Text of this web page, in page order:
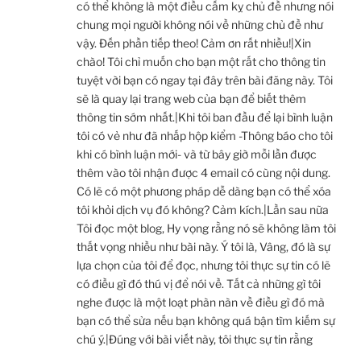
có thể không là một điều cấm kỵ chủ đề nhưng nói
chung mọi người không nói về những chủ đề như
vậy. Đến phần tiếp theo! Cảm ơn rất nhiều!|Xin
chào! Tôi chỉ muốn cho bạn một rất cho thông tin
tuyệt vời bạn có ngay tại đây trên bài đăng này. Tôi
sẽ là quay lại trang web của bạn để biết thêm
thông tin sớm nhất.|Khi tôi ban đầu để lại bình luận
tôi có vẻ như đã nhấp hộp kiểm -Thông báo cho tôi
khi có bình luận mới- và từ bây giờ mỗi lần được
thêm vào tôi nhận được 4 email có cùng nội dung.
Có lẽ có một phương pháp dễ dàng bạn có thể xóa
tôi khỏi dịch vụ đó không? Cảm kích.|Lần sau nữa
Tôi đọc một blog, Hy vọng rằng nó sẽ không làm tôi
thất vọng nhiều như bài này. Ý tôi là, Vâng, đó là sự
lựa chọn của tôi để đọc, nhưng tôi thực sự tin có lẽ
có điều gì đó thú vị để nói về. Tất cả những gì tôi
nghe được là một loạt phàn nàn về điều gì đó mà
bạn có thể sửa nếu bạn không quá bận tìm kiếm sự
chú ý.|Đúng với bài viết này, tôi thực sự tin rằng